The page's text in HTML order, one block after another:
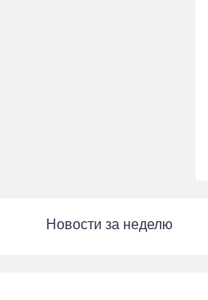
Новости за неделю